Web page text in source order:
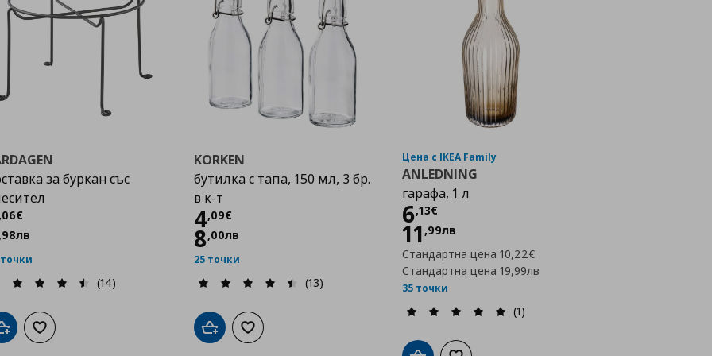
за буркан със
,06€
,98лв
(14)
Добави в кошницата
Добави към списъка с любими
KORKEN
бутилка с тапа, 150 мл, 3 бр.
в к-т
4,09€
Цена
8,00лв
25 точки
(13)
Добави в кошницата
Добави към списъка с любими
Цена с IKEA Family
ANLEDNING
гарафа, 1 л
6,13€
Цена
11,99лв
Стандартна цена10,22€
Стандартна цена19,99лв
35 точки
(1)